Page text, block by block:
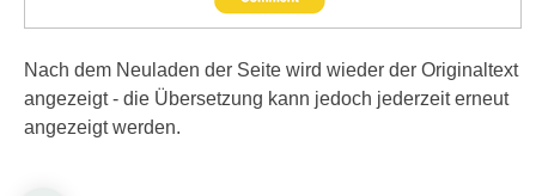
Nach dem Neuladen der Seite wird wieder der Originaltext
angezeigt - die Übersetzung kann jedoch jederzeit erneut
angezeigt werden.